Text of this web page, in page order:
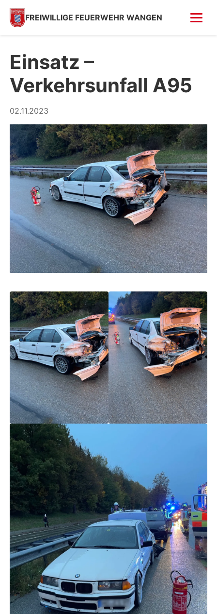
FREIWILLIGE FEUERWEHR WANGEN
Fahrzeugsegnung 2026
Feuer in Villa (Kempfenhausen)
Moosbrand
GESCHICHTE
SPENDEN
Einsatz –
Verkehrsunfall A95
02.11.2023